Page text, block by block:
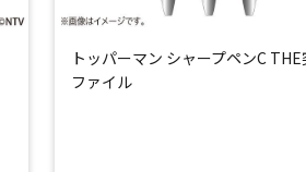
トッパーマン シャープペンC
ファイル